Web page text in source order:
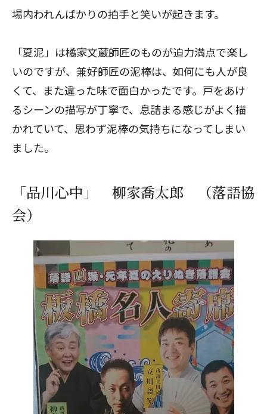
場内われんばかりの拍手と笑いが起きます。
「夏泥」は橘家文蔵師匠のものが迫力満点で楽し
いのですが、兼好師匠の泥棒は、如何にも人が良
くて、また違った味で面白かったです。戸をあけ
るシーンの描写が丁寧で、息詰まる感じがよく描
かれていて、思わず泥棒の気持ちになってしまい
ました。
「品川心中」 柳家喬太郎 （落語協
会）